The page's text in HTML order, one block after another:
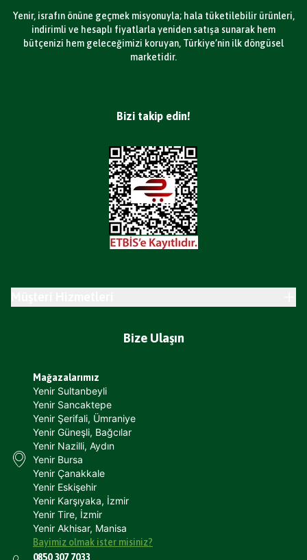
Yenir, israfın önüne geçmek misyonuyla; hala tüketilebilir ürünleri,
indirimli ve hesaplı fiyatlarla yeniden satışa sunarak hem
bütçenizi hem geleceğimizi koruyan, Türkiye’nin ilk döngüsel
marketidir.
Bizi takip edin!
Bize Ulaşın
Mağazalarımız
Yenir Sultanbeyli
Yenir Sancaktepe
Yenir Şerifali, Ümraniye
Yenir Güneşli, Bağcılar
Yenir Nazilli, Aydın
Yenir Bursa
Yenir Çanakkale
Yenir Eskişehir
Yenir Karşıyaka, İzmir
Yenir Tire, İzmir
Yenir Akhisar, Manisa
Bayimiz olmak ister misiniz?
0850 307 7033